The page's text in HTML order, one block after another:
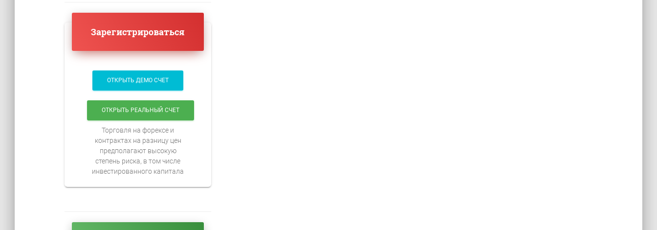
Зарегистрироваться
ОТКРЫТЬ ДЕМО СЧЕТ
ОТКРЫТЬ РЕАЛЬНЫЙ СЧЕТ
Торговля на форексе и
контрактах на разницу цен
предполагают высокую
степень риска, в том числе
инвестированного капитала